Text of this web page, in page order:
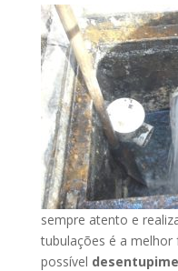
sempre atento e
tubulações é a
possível